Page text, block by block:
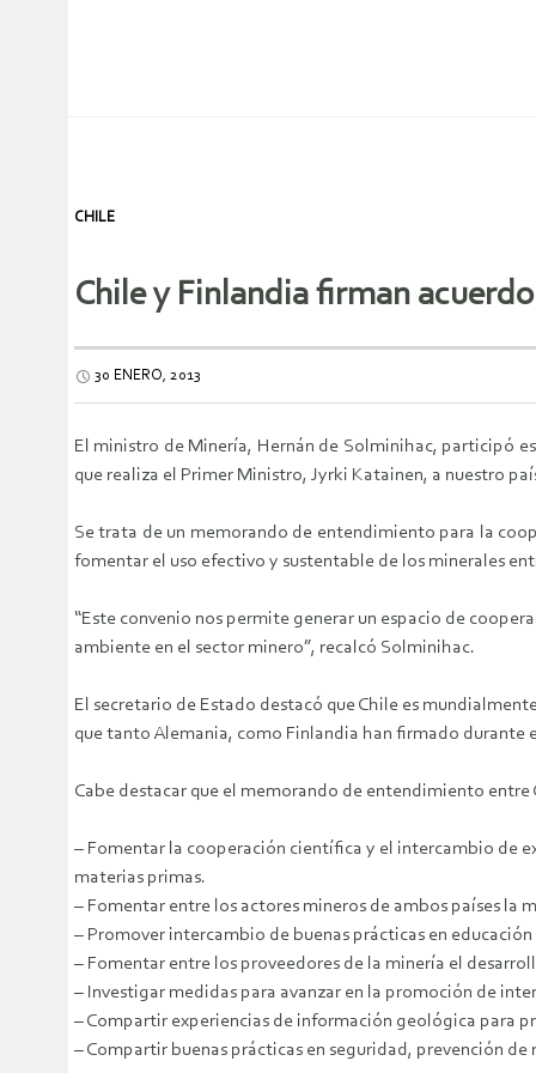
CHILE
Chile y Finlandia firman
30 ENERO, 2013
El ministro de Minería, Hernán de Solminihac, participó
que realiza el Primer Ministro, Jyrki Katainen, a nuestro
Se trata de un memorando de entendimiento para la
fomentar el uso efectivo y sustentable de los minerales
“Este convenio nos permite generar un espacio de
ambiente en el sector minero”, recalcó Solminihac.
El secretario de Estado destacó que Chile es
que tanto Alemania, como Finlandia han firmado durante
Cabe destacar que el memorando de entendimiento
– Fomentar la cooperación científica y el intercambio de
materias primas.
– Fomentar entre los actores mineros de ambos países
– Promover intercambio de buenas prácticas en
– Fomentar entre los proveedores de la minería el
– Investigar medidas para avanzar en la promoción de
– Compartir experiencias de información geológica para
– Compartir buenas prácticas en seguridad, prevención